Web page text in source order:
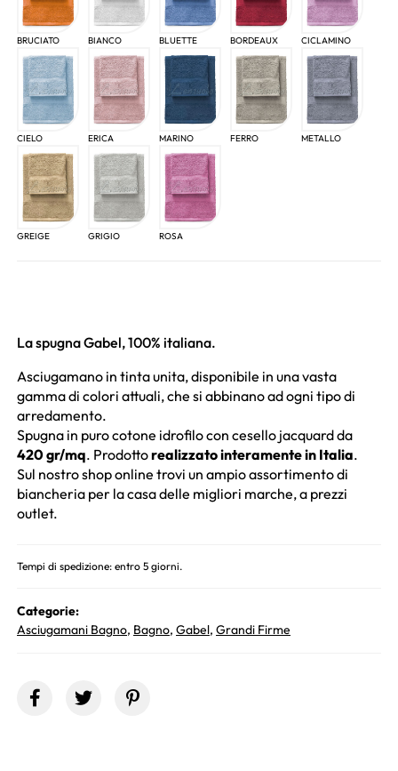
La spugna Gabel, 100% italiana.
Asciugamano in tinta unita, disponibile in una vasta
gamma di colori attuali, che si abbinano ad ogni tipo di
arredamento.
Spugna in puro cotone idrofilo con cesello jacquard da
420 gr/mq. Prodottorealizzato interamente in Italia.
Sul nostro shop online trovi un ampio assortimento di
biancheria per la casa delle migliori marche, a prezzi
outlet.
Tempi di spedizione: entro 5 giorni.
Categorie:
Asciugamani Bagno, Bagno, Gabel, Grandi Firme
BRUCIATO BIANCO BLUETTE BORDEAUX CICLAMINO
CIELO ERICA MARINO FERRO METALLO
GREIGE GRIGIO ROSA